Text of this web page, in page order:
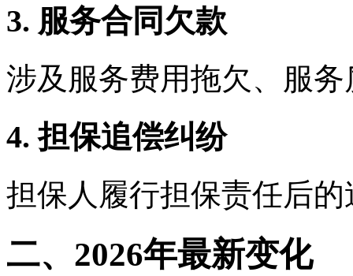
3. 服务合同欠款
涉及服务费用拖欠、服
4. 担保追偿纠纷
担保人履行担保责任后
二、2026年最新变化